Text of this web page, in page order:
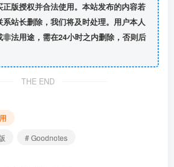
版授权并合法使用。本站发布的内容若
站长删除，我们将及时处理。用户本人
法用途，需在24小时之内删除，否则后
THE END
# Goodnotes